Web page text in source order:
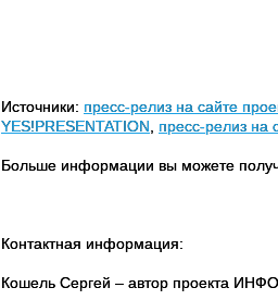
Источники: пресс-релиз на сайте
YES!PRESENTATION, пресс-релиз
Больше информации вы можете
Контактная информация:
Кошель Сергей – автор проекта